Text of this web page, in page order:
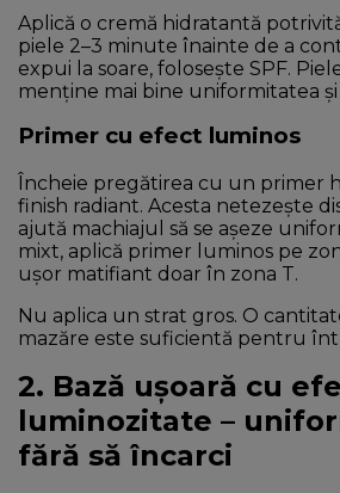
Aplică o cremă hidratantă
piele 2–3 minute înainte de a
expui la soare, folosește SPF.
menține mai bine uniformitatea
Primer cu efect luminos
Încheie pregătirea cu un primer
finish radiant. Acesta netezește
ajută machiajul să se așeze
mixt, aplică primer luminos pe
ușor matifiant doar în zona T.
Nu aplica un strat gros. O
mazăre este suficientă pentru
2. Bază ușoară cu
luminozitate –
fără să încarci